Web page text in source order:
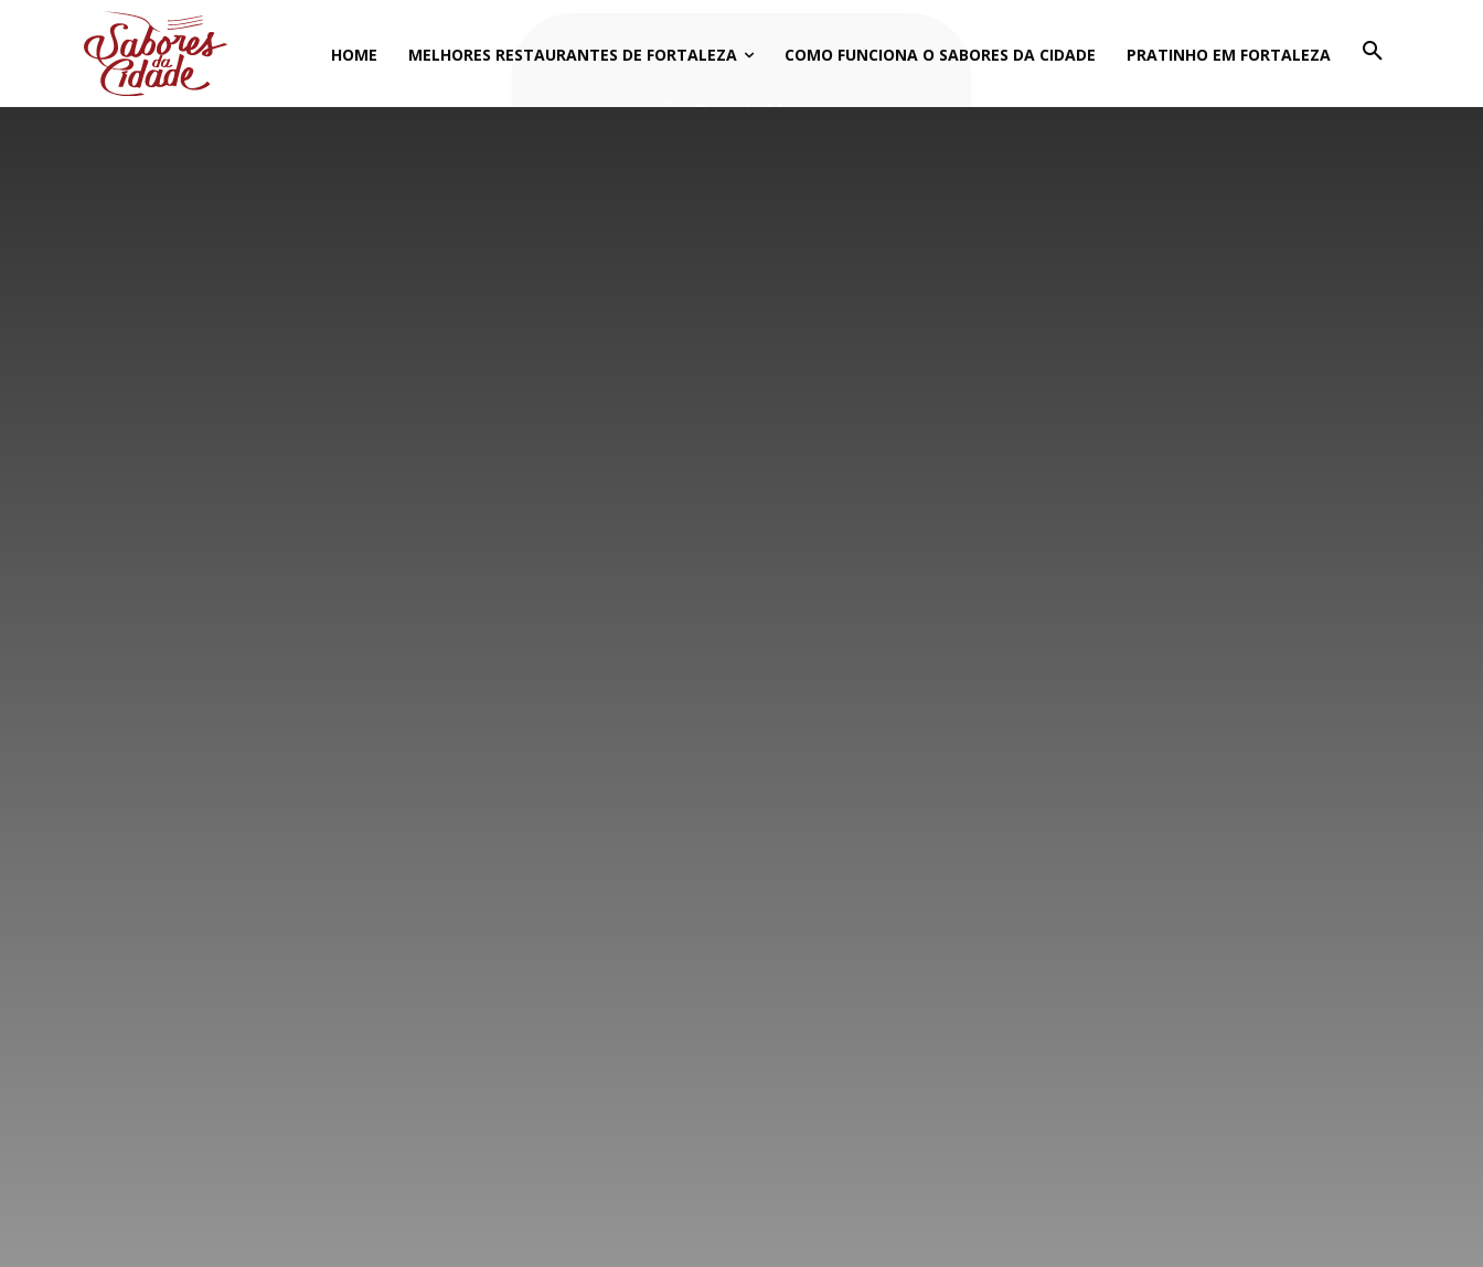
HOME MELHORES RESTAURANTES DE FORTALEZA COMO FUNCIONA O SABORES DA CIDADE PRATINHO EM FORTALEZA